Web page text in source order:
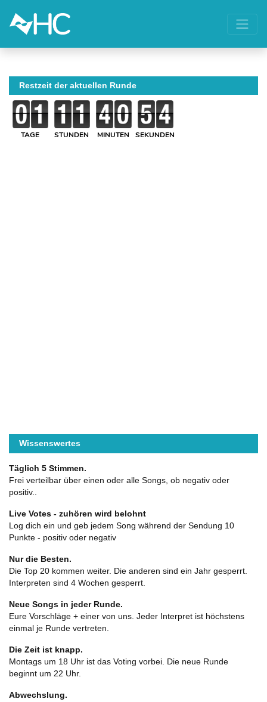
Restzeit der aktuellen Runde
TAGE STUNDEN MINUTEN SEKUNDEN
Wissenswertes
Täglich 5 Stimmen.
Frei verteilbar über einen oder alle Songs, ob negativ oder
positiv..
Live Votes - zuhören wird belohnt
Log dich ein und geb jedem Song während der Sendung 10
Punkte - positiv oder negativ
Nur die Besten.
Die Top 20 kommen weiter. Die anderen sind ein Jahr gesperrt.
Interpreten sind 4 Wochen gesperrt.
Neue Songs in jeder Runde.
Eure Vorschläge + einer von uns. Jeder Interpret ist höchstens
einmal je Runde vertreten.
Die Zeit ist knapp.
Montags um 18 Uhr ist das Voting vorbei. Die neue Runde
beginnt um 22 Uhr.
Abwechslung.